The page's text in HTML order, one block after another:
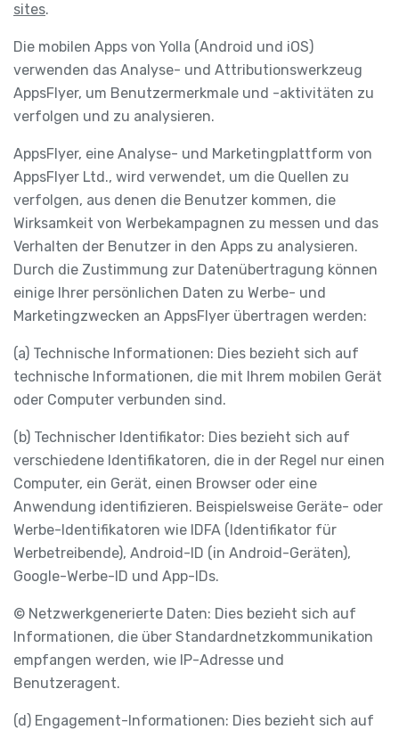
sites.
Die mobilen Apps von Yolla (Android und iOS)
verwenden das Analyse- und Attributionswerkzeug
AppsFlyer, um Benutzermerkmale und -aktivitäten zu
verfolgen und zu analysieren.
AppsFlyer, eine Analyse- und Marketingplattform von
AppsFlyer Ltd., wird verwendet, um die Quellen zu
verfolgen, aus denen die Benutzer kommen, die
Wirksamkeit von Werbekampagnen zu messen und das
Verhalten der Benutzer in den Apps zu analysieren.
Durch die Zustimmung zur Datenübertragung können
einige Ihrer persönlichen Daten zu Werbe- und
Marketingzwecken an AppsFlyer übertragen werden:
(a) Technische Informationen: Dies bezieht sich auf
technische Informationen, die mit Ihrem mobilen Gerät
oder Computer verbunden sind.
(b) Technischer Identifikator: Dies bezieht sich auf
verschiedene Identifikatoren, die in der Regel nur einen
Computer, ein Gerät, einen Browser oder eine
Anwendung identifizieren. Beispielsweise Geräte- oder
Werbe-Identifikatoren wie IDFA (Identifikator für
Werbetreibende), Android-ID (in Android-Geräten),
Google-Werbe-ID und App-IDs.
© Netzwerkgenerierte Daten: Dies bezieht sich auf
Informationen, die über Standardnetzkommunikation
empfangen werden, wie IP-Adresse und
Benutzeragent.
(d) Engagement-Informationen: Dies bezieht sich auf